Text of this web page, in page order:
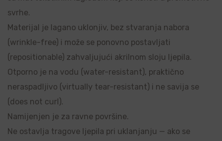
svrhe.
Materijal je lagano uklonjiv, bez stvaranja nabora
(wrinkle-free) i može se ponovno postavljati
(repositionable) zahvaljujući akrilnom sloju ljepila.
Otporno je na vodu (water-resistant), praktično
neraspadljivo (virtually tear-resistant) i ne savija se
(does not curl).
Namijenjen je za ravne površine.
Ne ostavlja tragove ljepila pri uklanjanju — ako se